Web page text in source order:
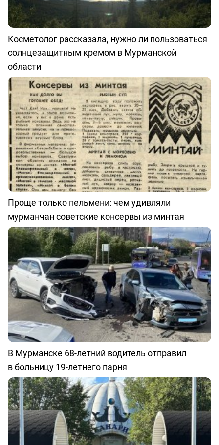
Косметолог рассказала, нужно ли пользоваться
солнцезащитным кремом в Мурманской
области
Проще только пельмени: чем удивляли
мурманчан советские консервы из минтая
В Мурманске 68-летний водитель отправил
в больницу 19-летнего парня